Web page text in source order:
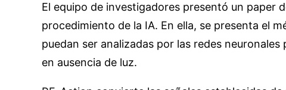
El equipo de investigadores presentó un paper
procedimiento de la IA. En ella, se presenta el
puedan ser analizadas por las redes neuronales
en ausencia de luz.